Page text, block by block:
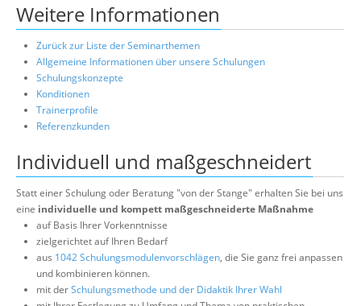
Weitere Informationen
Zurück zur Liste der Seminarthemen
Allgemeine Informationen über unsere Schulungen
Schulungskonzepte
Konditionen
Trainerprofile
Referenzkunden
Individuell und maßgeschneidert
Statt einer Schulung oder Beratung "von der Stange" erhalten Sie bei uns
eine individuelle und kompett maßgeschneiderte Maßnahme
auf Basis Ihrer Vorkenntnisse
zielgerichtet auf Ihren Bedarf
aus 1042 Schulungsmodulenvorschlägen, die Sie ganz frei anpassen
und kombinieren können.
mit derSchulungsmethode und der Didaktik Ihrer Wahl